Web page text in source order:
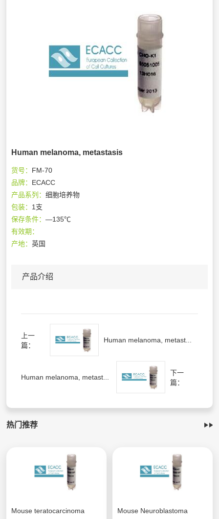
Human melanoma, metastasis
货号： FM-70
品牌： ECACC
产品系列：细胞培养物
包装： 1支
保存条件：—135℃
有效期：
产地：英国
产品介绍
上一
篇：
Human melanoma, metast...
Human melanoma, metast...
下一
篇：
热门推荐
Mouse teratocarcinoma Mouse Neuroblastoma